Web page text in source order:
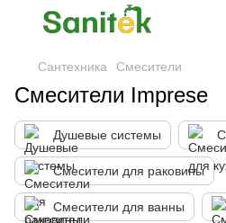
Сантехника Смесители
Смесители Imprese
Душевые системы
Смесители для раковины
Смесители для ванны